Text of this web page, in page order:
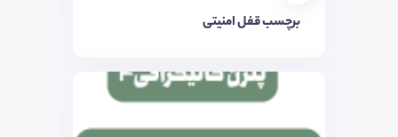
برچسب قفل امنیتی